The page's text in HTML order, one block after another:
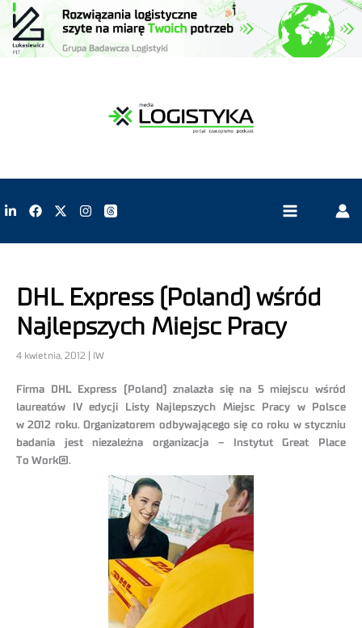
DHL Express (Poland) wśród
Najlepszych Miejsc Pracy
4 kwietnia, 2012 | IW
Firma DHL Express (Poland) znalazła się na 5 miejscu wśród
laureatów IV edycji Listy Najlepszych Miejsc Pracy w Polsce
w 2012 roku. Organizatorem odbywającego się co roku w styczniu
badania jest niezależna organizacja – Instytut Great Place
To Work®.